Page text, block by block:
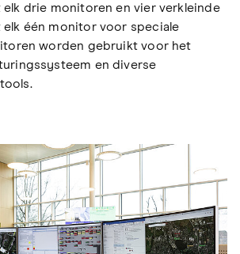
drie monitoren en vier verkleinde
één monitor voor speciale
worden gebruikt voor het
en diverse